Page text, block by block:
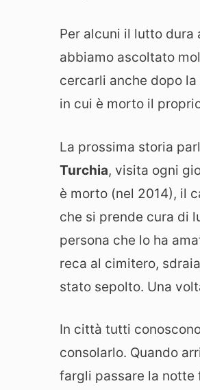
Per alcuni il lutto dura
abbiamo ascoltato
cercarli anche dopo
in cui è morto il
La prossima storia
Turchia, visita ogni
è morto (nel 2014), il
che si prende cura di
persona che lo ha
reca al cimitero,
stato sepolto. Una
In città tutti
consolarlo. Quando
fargli passare la notte